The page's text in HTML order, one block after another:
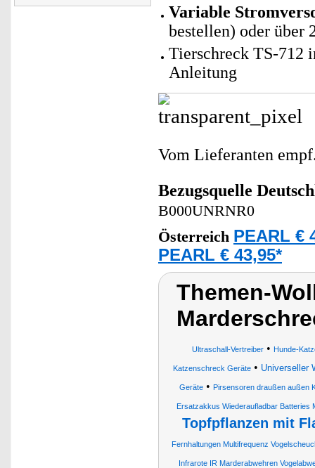
Variable
bestellen) oder über
Tierschreck TS-712
Anleitung
Vom Lieferanten
Bezugsquelle
B000UNRNR0
Österreich PEARL €
PEARL € 43,95*
Themen-
Ultraschall-Vertreiber • Hunde-
Katzenschreck Geräte • Universeller
Geräte • Pirsensoren draußen außen
Ersatzakkus Wiederaufladbar Batteries
Topfpflanzen mit
Fernhaltungen Multifrequenz
Infrarote IR Marderabwehren